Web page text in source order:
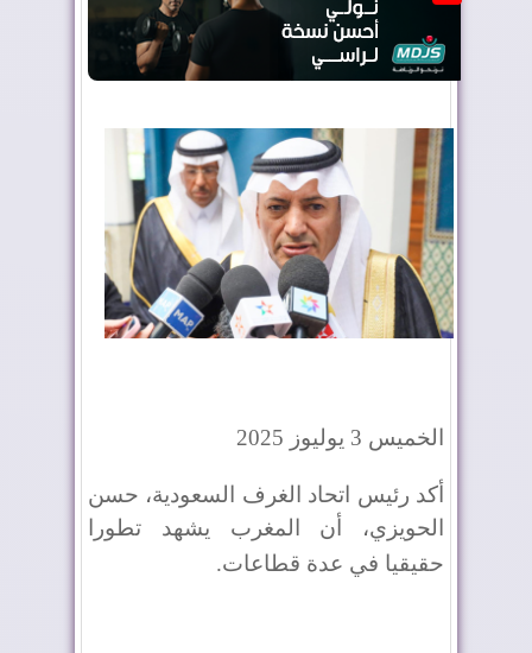
الخميس 3 يوليوز 2025
أكد رئيس اتحاد الغرف السعودية، حسن
الحويزي، أن المغرب يشهد تطورا
حقيقيا في عدة قطاعات.